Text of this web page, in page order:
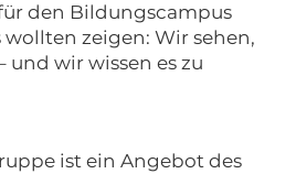
den Bildungscampus
wollten zeigen: Wir sehen,
und wir wissen es zu
ist ein Angebot des